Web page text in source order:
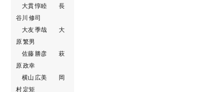
大貫 惇睦 長
谷川 修司
大友 季哉 大
原 繁男
佐藤 勝彦 萩
原 政幸
横山 広美 岡
村 定矩